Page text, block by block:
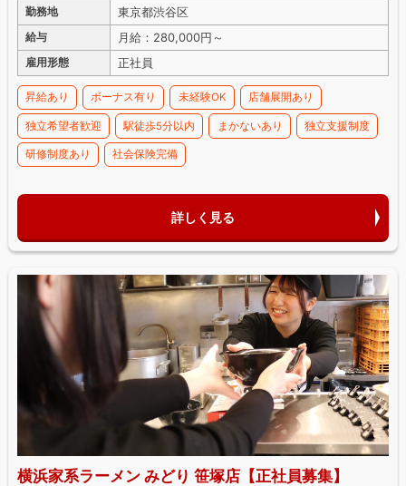
勤務地 東京都渋谷区
給与 月給：280,000円～
雇用形態 正社員
昇給あり ボーナス有り 未経験OK 店舗展開あり
独立希望者歓迎 駅徒歩5分以内 まかないあり 独立支援制度
研修制度あり 社会保険完備
詳しく見る
横浜家系ラーメン みどり 笹塚店【正社員募集】